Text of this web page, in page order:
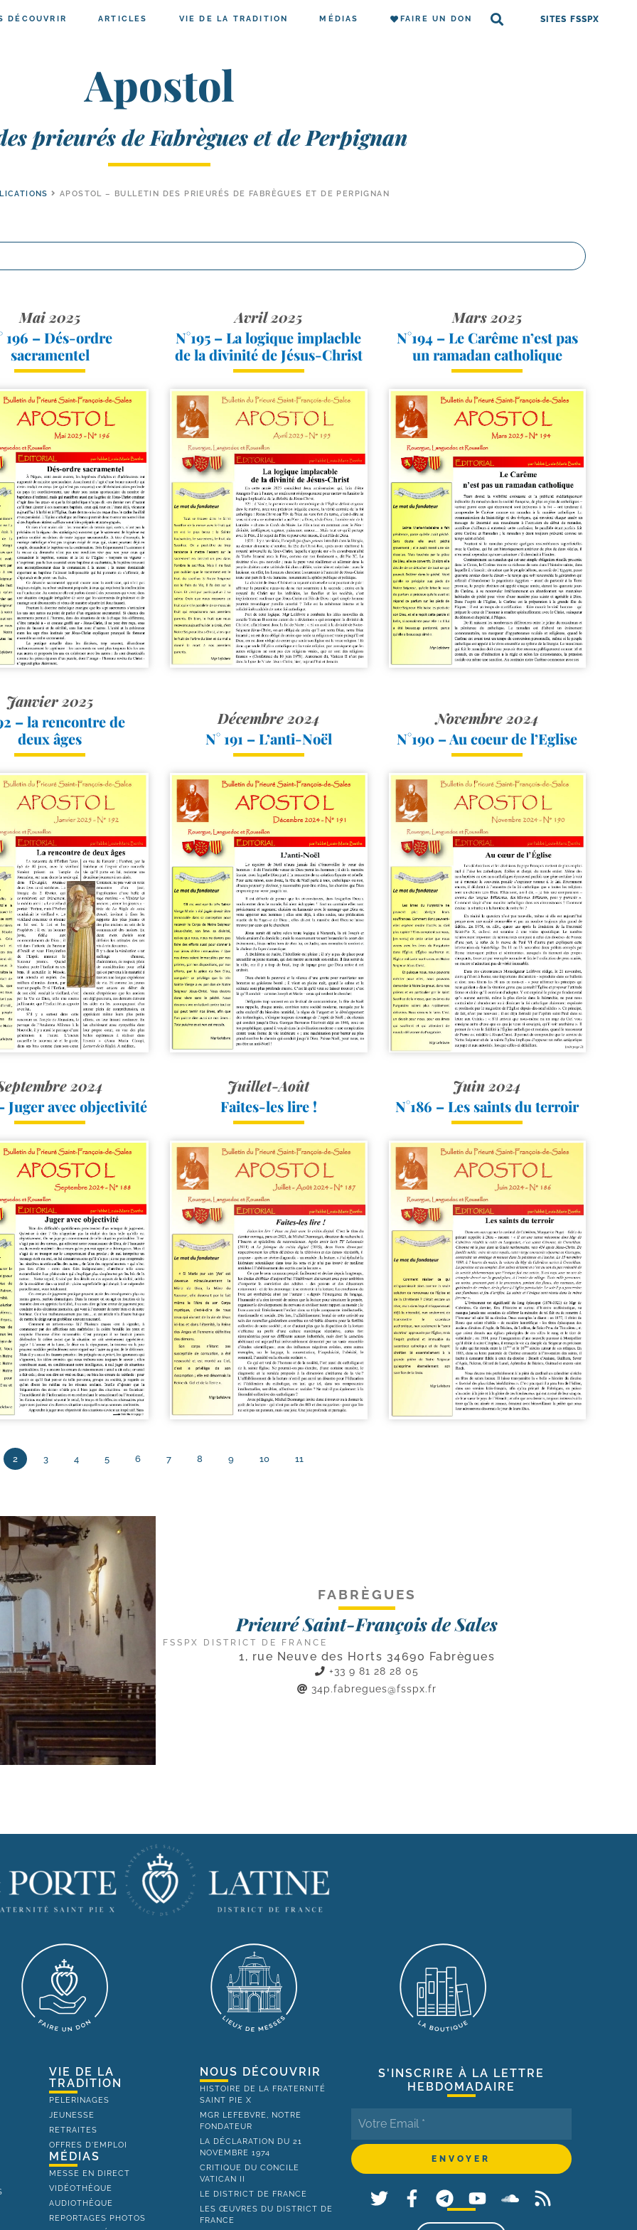
DÉCOUVRIR ARTICLES VIE DE LA TRADITION MÉDIAS FAIRE UN DON SITES FSSPX
Apostol
prieurés de Fabrègues et de Perpignan
APOSTOL – BULLETIN DES PRIEURÉS DE FABRÈGUES ET DE PERPIGNAN
Mai 2025
196 – Dés-​ordre
sacramentel
Avril 2025
N°195 – La logique implacble
de la divinité de Jésus-Christ
Mars 2025
N°194 – Le Carême n’est pas
un ramadan catholique
Janvier 2025
– la rencontre de
deux âges
Décembre 2024
N° 191 – L’anti-Noël
Novembre 2024
N°190 – Au coeur de l’Eglise
2024
Juger avec objectivité
Juillet-Août
Faites-​les lire !
Juin 2024
N°186 – Les saints du terroir
2 3 4 5 6 7 8 9 10 11
FABRÈGUES
Prieuré Saint-François de Sales
FSSPX DISTRICT DE FRANCE
1, rue Neuve des Horts 34690 Fabrègues
+33 9 81 28 28 05
34p.fabregues@fsspx.fr
VIE DE LA
TRADITION
PELERINAGES
JEUNESSE
RETRAITES
OFFRES D'EMPLOI
MÉDIAS
MESSE EN DIRECT
VIDÉOTHÈQUE
AUDIOTHÈQUE
REPORTAGES PHOTOS
NOUS DÉCOUVRIR
HISTOIRE DE LA FRATERNITÉ
SAINT PIE X
MGR LEFEBVRE, NOTRE
FONDATEUR
LA DÉCLARATION DU 21
NOVEMBRE 1974
CRITIQUE DU CONCILE
VATICAN II
LE DISTRICT DE FRANCE
LES ŒUVRES DU DISTRICT DE
FRANCE
S'INSCRIRE À LA LETTRE
HEBDOMADAIRE